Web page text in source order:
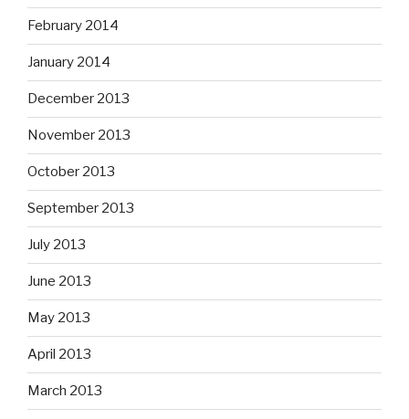
February 2014
January 2014
December 2013
November 2013
October 2013
September 2013
July 2013
June 2013
May 2013
April 2013
March 2013